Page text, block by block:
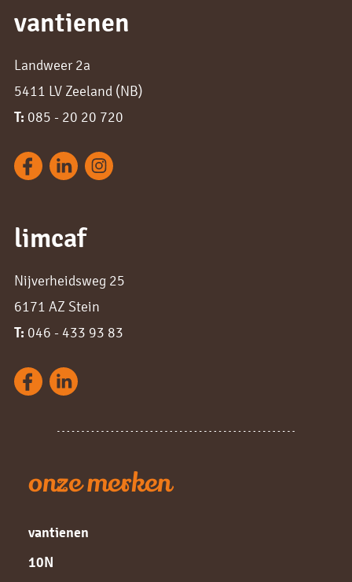
vantienen
Landweer 2a
5411 LV Zeeland (NB)
T: 085 - 20 20 720
limcaf
Nijverheidsweg 25
6171 AZ Stein
T: 046 - 433 93 83
onze merken
vantienen
10N